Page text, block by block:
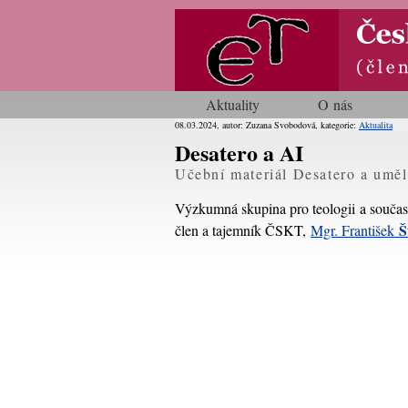
Aktuality O nás
08.03.2024, autor: Zuzana Svobodová, kategorie: Aktualita
Desatero a AI
Učební materiál Desatero a
Výzkumná skupina pro teologii a
člen a tajemník ČSKT, Mgr. František